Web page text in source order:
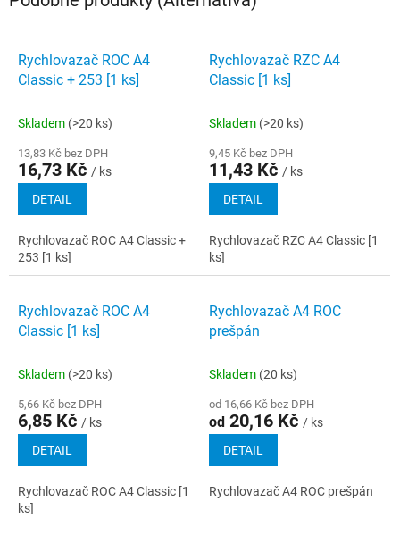
Rychlovazač ROC A4
Classic + 253 [1 ks]
Skladem (>20 ks)
13,83 Kč bez DPH
16,73 Kč / ks
DETAIL
Rychlovazač ROC A4 Classic +
253 [1 ks]
Rychlovazač RZC A4
Classic [1 ks]
Skladem (>20 ks)
9,45 Kč bez DPH
11,43 Kč / ks
DETAIL
Rychlovazač RZC A4 Classic [1
ks]
Rychlovazač ROC A4
Classic [1 ks]
Skladem (>20 ks)
5,66 Kč bez DPH
6,85 Kč / ks
DETAIL
Rychlovazač ROC A4 Classic [1
ks]
Rychlovazač A4 ROC
prešpán
Skladem (20 ks)
od 16,66 Kč bez DPH
od 20,16 Kč / ks
DETAIL
Rychlovazač A4 ROC prešpán